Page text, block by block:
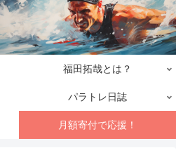
福田拓哉とは？
パラトレ日誌
月額寄付で応援！